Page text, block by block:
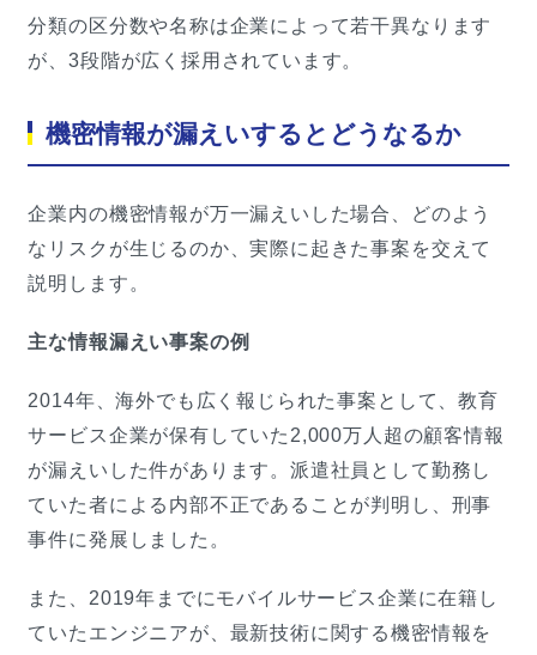
分類の区分数や名称は企業によって若干異なります
が、3段階が広く採用されています。
機密情報が漏えいするとどうなるか
企業内の機密情報が万一漏えいした場合、どのよう
なリスクが生じるのか、実際に起きた事案を交えて
説明します。
主な情報漏えい事案の例
2014年、海外でも広く報じられた事案として、教育
サービス企業が保有していた2,000万人超の顧客情報
が漏えいした件があります。派遣社員として勤務し
ていた者による内部不正であることが判明し、刑事
事件に発展しました。
また、2019年までにモバイルサービス企業に在籍し
ていたエンジニアが、最新技術に関する機密情報を